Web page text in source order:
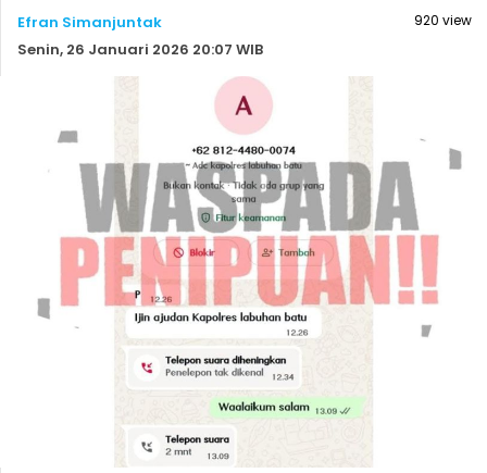
Efran Simanjuntak
Senin, 26 Januari 2026 20:07 WIB
920 view